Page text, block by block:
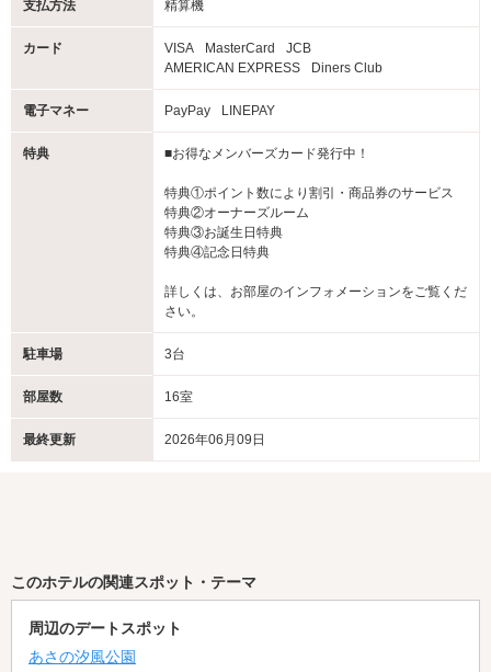
支払方法 精算機
カード VISA MasterCard
JCB
AMERICAN EXPRESS
Diners Club
電子マネー PayPay LINEPAY
特典 ■お得なメンバーズカード発行中！
特典①ポイント数により割引・商品券のサービス
特典②オーナーズルーム
特典③お誕生日特典
特典④記念日特典
詳しくは、お部屋のインフォメーションをご覧くだ
さい。
駐車場 3台
部屋数 16室
最終更新 2026年06月09日
このホテルの関連スポット・テーマ
周辺のデートスポット
あさの汐風公園